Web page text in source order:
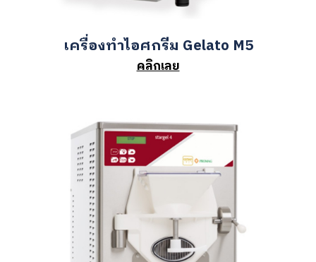
เครื่องทำไอศกรีม Gelato M5
คลิกเลย